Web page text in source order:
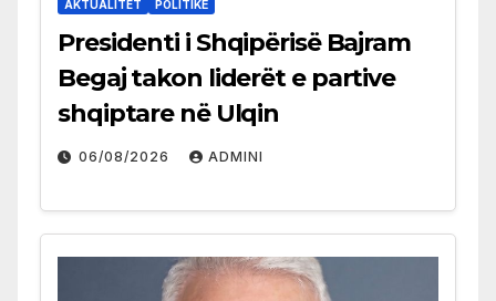
AKTUALITET POLITIKË
Presidenti i Shqipërisë Bajram
Begaj takon liderët e partive
shqiptare në Ulqin
06/08/2026 ADMINI